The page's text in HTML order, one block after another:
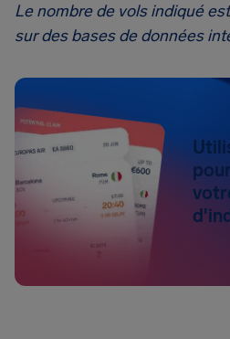
Le nombre de vols indiqué
sur des bases de données